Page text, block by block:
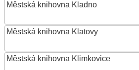
Městská knihovna Kladno
Městská knihovna Klatovy
Městská knihovna Klimkovice